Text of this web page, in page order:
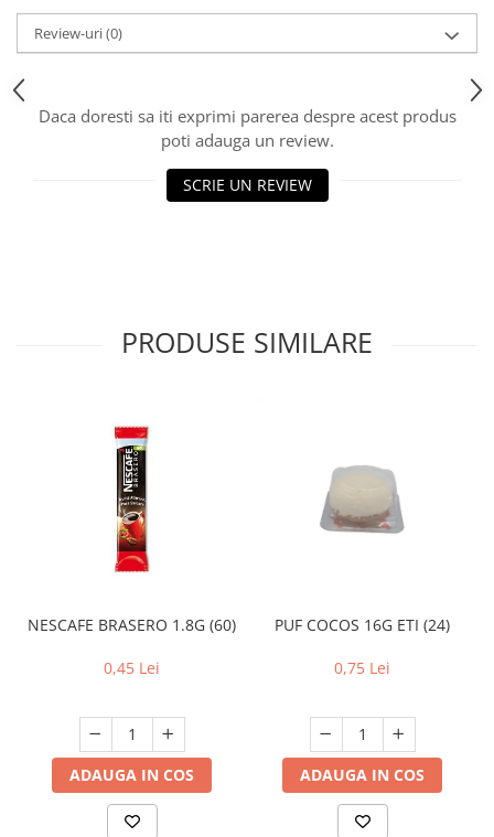
Review-uri(0)
Daca doresti sa iti exprimi parerea despre acest produs
poti adauga un review.
SCRIE UN REVIEW
PRODUSE SIMILARE
NESCAFE BRASERO 1.8G (60)
0,45 Lei
ADAUGA IN COS
PUF COCOS 16G ETI (24)
0,75 Lei
ADAUGA IN COS